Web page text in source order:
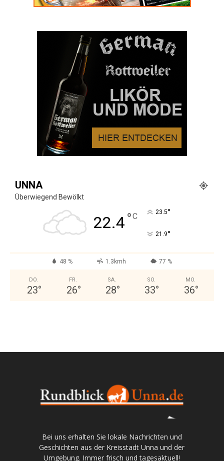
UNNA
Überwiegend Bewölkt
22.4°C 23.5°
21.9°
48 % 1.3kmh 77 %
DO.
23°
FR.
26°
SA.
28°
SO.
33°
MO.
36°
Bei uns erhalten Sie lokale Nachrichten und
Geschichten aus der Kreisstadt Unna und der
Umgebung. Immer frisch und tagesaktuell!